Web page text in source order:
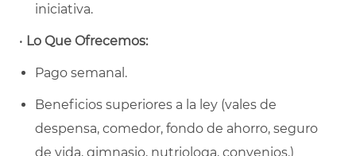
iniciativa.
• Lo Que Ofrecemos:
Pago semanal.
Beneficios superiores a la ley (vales de
despensa, comedor, fondo de ahorro, seguro
de vida, gimnasio, nutriologa, convenios.)